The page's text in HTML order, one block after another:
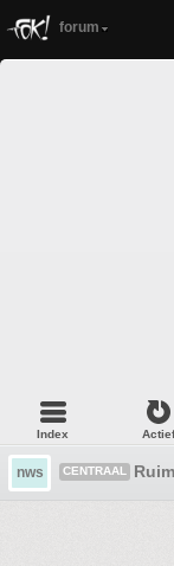
forum
Index
nws CENTRAAL